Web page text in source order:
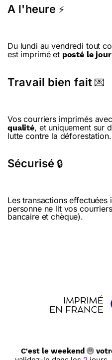
A l'heure ⚡
Du lundi au vendredi tout
est imprimé et posté le
Travail bien fait 💌
Vos courriers imprimés
qualité, et uniquement sur
lutte contre la déforestation.
Sécurisé 🔒
Les transactions
personne ne lit vos
bancaire et chèque).
C'est le weekend